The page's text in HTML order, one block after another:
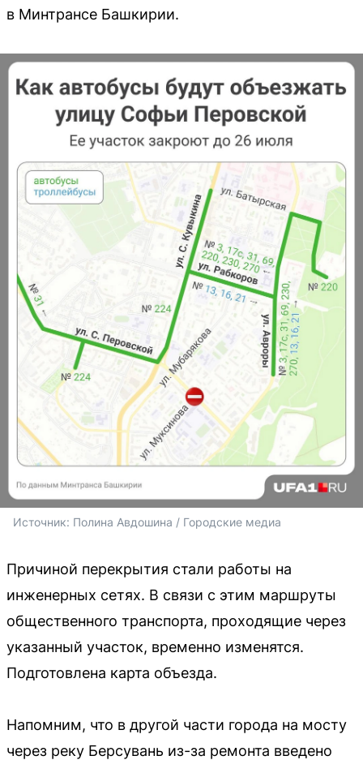
в Минтрансе Башкирии.
Источник: Полина Авдошина / Городские медиа
Причиной перекрытия стали работы на
инженерных сетях. В связи с этим маршруты
общественного транспорта, проходящие через
указанный участок, временно изменятся.
Подготовлена карта объезда.
Напомним, что в другой части города на мосту
через реку Берсувань из-за ремонта введено